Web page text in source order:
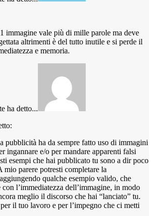
immagine vale più di mille parole ma deve
altrimenti è del tutto inutile e si perde il
e memoria.
pubblicità ha da sempre fatto uso di immagini
ingannare e/o per mandare apparenti falsi
esempi che hai pubblicato tu sono a dir poco
parere potresti completare la
qualche esempio valido, che
con l’immediatezza dell’immagine, in modo
meglio il discorso che hai “lanciato” tu.
il tuo lavoro e per l’impegno che ci metti